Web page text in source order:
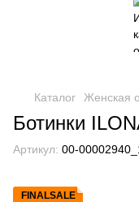
Каталог Женская
Ботинки
Артикул: 00-
FINALSALE